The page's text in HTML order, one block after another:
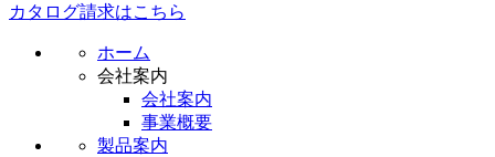
カタログ請求はこちら
ホーム
会社案内
会社案内
事業概要
製品案内